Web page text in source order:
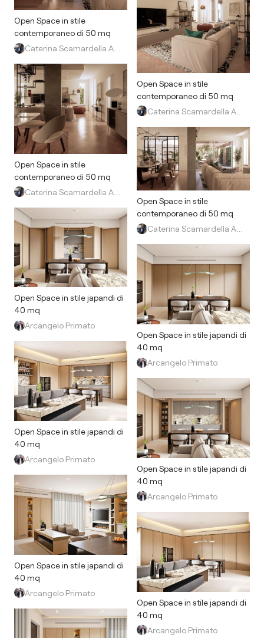
Open Space in stile
contemporaneo di 50 mq
Open Space in stile
contemporaneo di 50 mq
Open Space in stile japandi di
40 mq
Arcangelo Primato
Open Space in stile japandi di
40 mq
Arcangelo Primato
Open Space in stile japandi di
40 mq
Arcangelo Primato
Open Space in stile
contemporaneo di 50 mq
Open Space in stile
contemporaneo di 50 mq
Open Space in stile japandi di
40 mq
Arcangelo Primato
Open Space in stile japandi di
40 mq
Arcangelo Primato
Open Space in stile japandi di
40 mq
Arcangelo Primato